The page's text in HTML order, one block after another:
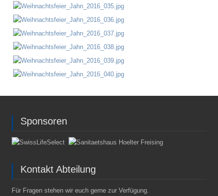
Sponsoren
Kontakt Abteilung
Für Fragen stehen wir euch gerne zur Verfügung.